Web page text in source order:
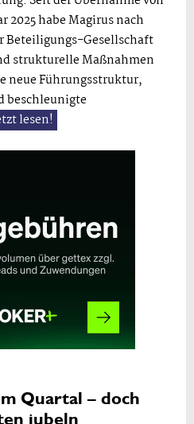
2025 habe Magirus nach
Beteiligungs-Gesellschaft
strukturelle Maßnahmen
neue Führungsstruktur,
beschleunigte
lesen!
Quartal – doch
jubeln